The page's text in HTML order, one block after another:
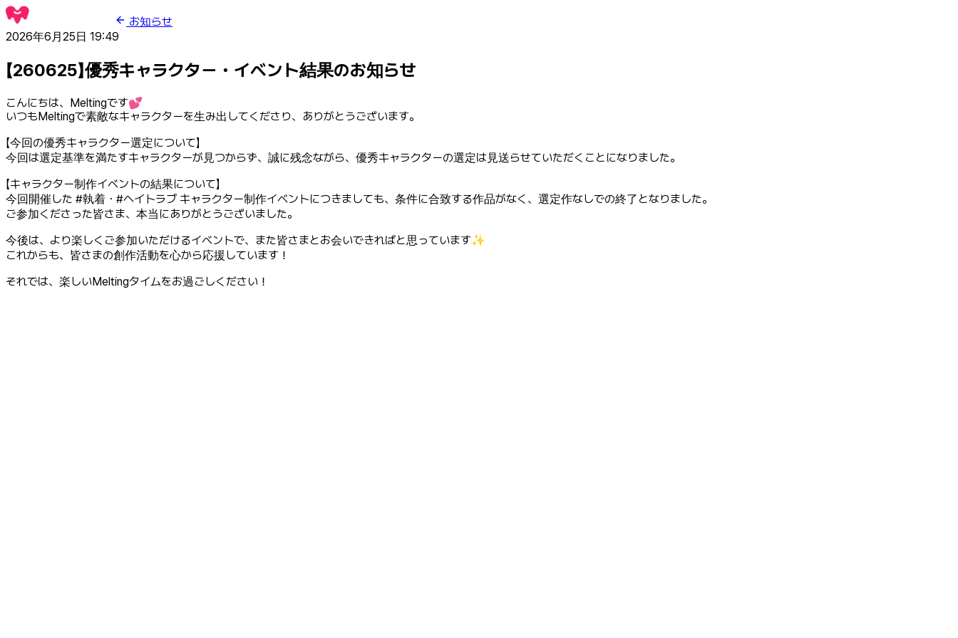
お知らせ
2026年6月25日 19:49
【260625】優秀キャラクター・イベント結果のお知らせ
こんにちは、Meltingです💕
いつもMeltingで素敵なキャラクターを生み出してくださり、ありがとうございます。
【今回の優秀キャラクター選定について】
今回は選定基準を満たすキャラクターが見つからず、誠に残念ながら、優秀キャラクターの選定は見送らせていただくことになりました。
【キャラクター制作イベントの結果について】
今回開催した #執着・#ヘイトラブ キャラクター制作イベントにつきましても、条件に合致する作品がなく、選定作なしでの終了となりました。
ご参加くださった皆さま、本当にありがとうございました。
今後は、より楽しくご参加いただけるイベントで、また皆さまとお会いできればと思っています✨
これからも、皆さまの創作活動を心から応援しています！
それでは、楽しいMeltingタイムをお過ごしください！